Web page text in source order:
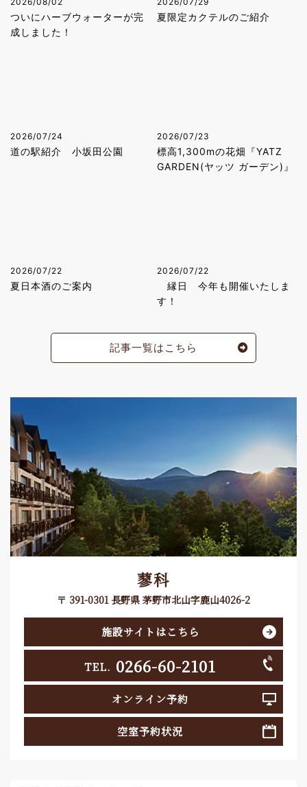
ついにハーブウォーターが完
成しました！
夏限定カクテルのご紹介
2026/07/24
道の駅紹介 小坂田公園
2026/07/23
標高1,300mの花畑『YATZ
GARDEN(ヤッツ ガーデン)』
2026/07/22
夏日本酒のご案内
2026/07/22
縁日 今年も開催いたしま
す！
記事一覧はこちら
蓼科
〒 391-0301 長野県 茅野市北山字鹿山4026-2
施設サイトはこちら
TEL. 0266-60-2101
オンライン予約
空室予約状況